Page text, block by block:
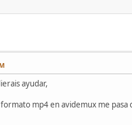
ayudar,
mp4 en avidemux me